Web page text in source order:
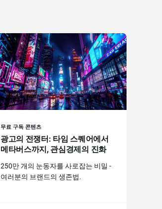
무료 구독 콘텐츠
광고의 전쟁터: 타임 스퀘어에서
메타버스까지, 관심경제의 진화
250만 개의 눈동자를 사로잡는 비밀 -
여러분의 브랜드의 생존법.